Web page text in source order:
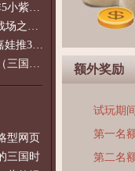
玩家攻略 | 吴国240至260非5小紫过策免
卡点攻略 | 陆逊势力-猇亭战场之陆逊
玩家攻略 | 蜀国无曹洪/郭嘉娃推375级，
【霸业】新区/新手全攻略（三国通用）2
型网页
三国时
额外奖励
试玩期
第一名
第二名